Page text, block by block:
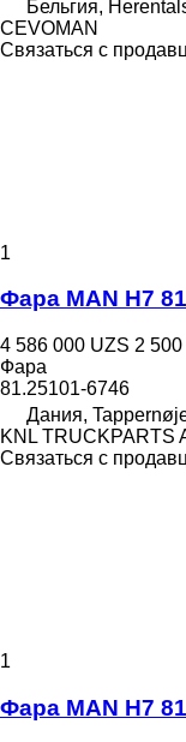
Бельгия,
CEVOMAN
Связаться с
1
Фара MAN H7
4 586 000 UZS 2
Фара
81.25101-6746
Дания,
KNL TRUCKPARTS
Связаться с
1
Фара MAN H7